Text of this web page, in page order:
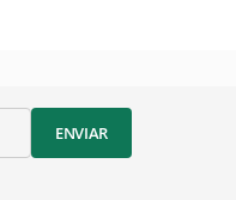
ENVIAR